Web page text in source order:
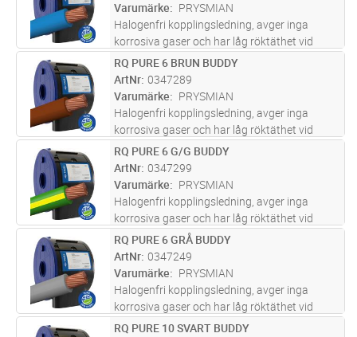
Varumärke
PRYSMIAN
Halogenfri kopplingsledning, avger inga
korrosiva gaser och har låg röktäthet vid
brand. För indragning i rör, ledningskanaler
och apparatskåp.
M Lägg i kundvagn
RQ PURE 6 BRUN BUDDY
ArtNr 0347289
Varumärke
PRYSMIAN
Halogenfri kopplingsledning, avger inga
korrosiva gaser och har låg röktäthet vid
brand. För indragning i rör, ledningskanaler
och apparatskåp.
M Lägg i kundvagn
RQ PURE 6 G/G BUDDY
ArtNr 0347299
Varumärke
PRYSMIAN
Halogenfri kopplingsledning, avger inga
korrosiva gaser och har låg röktäthet vid
brand. För indragning i rör, ledningskanaler
och apparatskåp.
M Lägg i kundvagn
RQ PURE 6 GRÅ BUDDY
ArtNr 0347249
Varumärke
PRYSMIAN
Halogenfri kopplingsledning, avger inga
korrosiva gaser och har låg röktäthet vid
brand. För indragning i rör, ledningskanaler
M Lägg i kundvagn
RQ PURE 10 SVART BUDDY